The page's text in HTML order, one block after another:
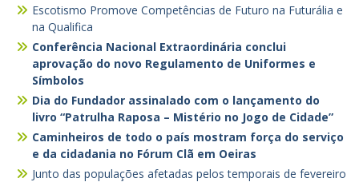
Escotismo Promove Competências de Futuro na Futurália e
na Qualifica
Conferência Nacional Extraordinária conclui
aprovação do novo Regulamento de Uniformes e
Símbolos
Dia do Fundador assinalado com o lançamento do
livro “Patrulha Raposa – Mistério no Jogo de Cidade”
Caminheiros de todo o país mostram força do serviço
e da cidadania no Fórum Clã em Oeiras
Junto das populações afetadas pelos temporais de fevereiro